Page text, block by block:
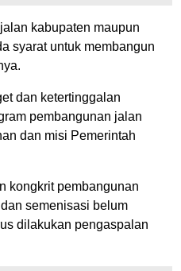
kabupaten maupun
syarat untuk membangun
dan ketertinggalan
pembangunan jalan
dan misi Pemerintah
kongkrit pembangunan
semenisasi belum
dilakukan pengaspalan